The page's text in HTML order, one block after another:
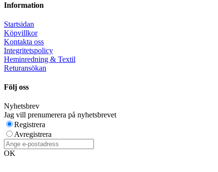
Information
Startsidan
Köpvillkor
Kontakta oss
Integritetspolicy
Heminredning & Textil
Returansökan
Följ oss
Nyhetsbrev
Jag vill prenumerera på nyhetsbrevet
Registrera
Avregistrera
OK